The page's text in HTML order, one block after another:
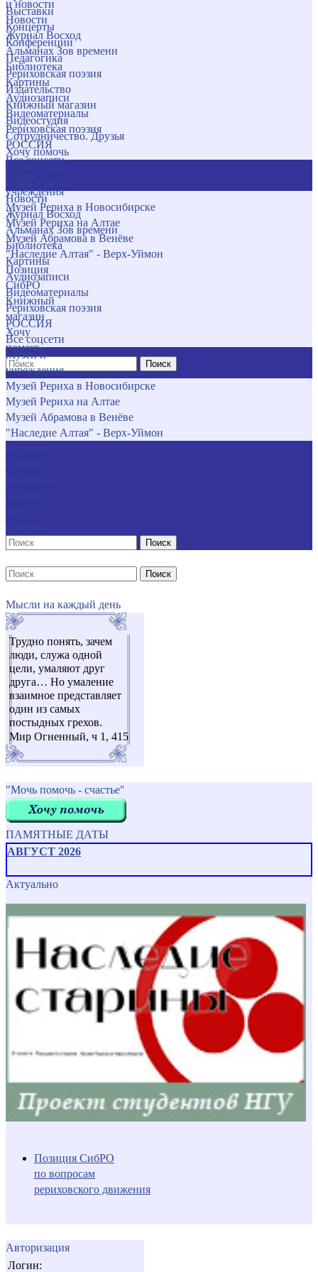
и новости
Новости
Журнал Восход
Альманах Зов времени
Библиотека
Картины
Аудиозаписи
Видеоматериалы
Рериховская поэзия
РОССИЯ
Все соцсети
учреждения
Музей Рериха в Новосибирске
Музей Рериха на Алтае
Музей Абрамова в Венёве
"Наследие Алтая" - Верх-Уймон
Позиция
СибРО
Книжный
магазин
Хочу
помочь
Поиск
Выставки
Концерты
Конференции
Педагогика
Рериховская поэзия
Издательство
Книжный магазин
Видеостудия
Сотрудничество. Друзья
Хочу помочь
Новости
Журнал Восход
Альманах Зов времени
Библиотека
Картины
Аудиозаписи
Видеоматериалы
Рериховская поэзия
РОССИЯ
Все соцсети
Музеи и
учреждения
Музей Рериха в Новосибирске
Музей Рериха на Алтае
Музей Абрамова в Венёве
"Наследие Алтая" - Верх-Уймон
Поиск
Поиск
Мысли на каждый день
Трудно понять, зачем
люди, служа одной
цели, умаляют друг
друга… Но умаление
взаимное представляет
один из самых
постыдных грехов.
Мир Огненный, ч 1, 415
"Мочь помочь - счастье"
ПАМЯТНЫЕ ДАТЫ
АВГУСТ 2026
Актуально
Позиция СибРО
по вопросам
рериховского движения
Авторизация
Логин: